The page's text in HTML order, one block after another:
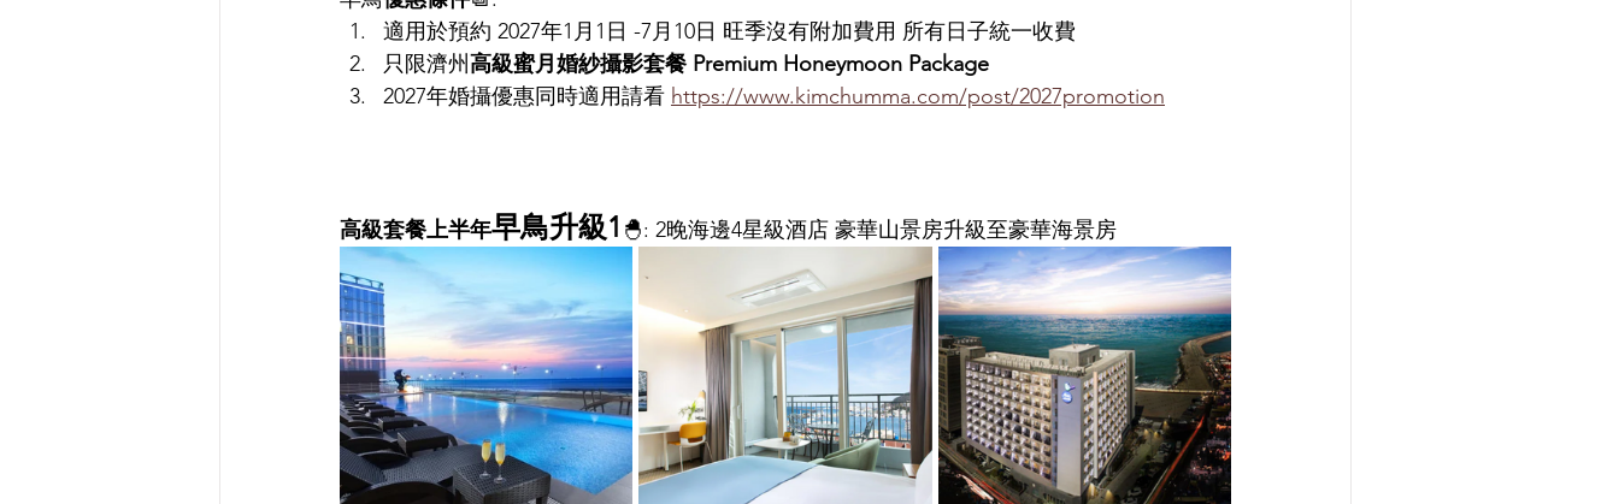
適用於預約 2027年1月1日 -7月10日 旺季沒有附加費用 所有日子統一收費
只限濟州高級蜜月婚紗攝影套餐 Premium Honeymoon Package
2027年婚攝優惠同時適用請看 https://www.kimchumma.com/post/2027promotion
高級套餐上半年早鳥升級1 🐣: 2晚海邊4星級酒店 豪華山景房升級至豪華海景房